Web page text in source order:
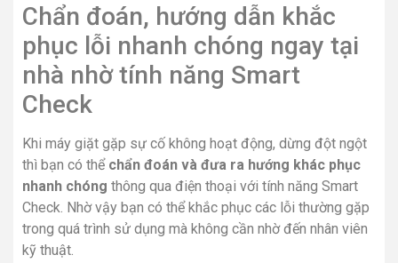
Chẩn đoán, hướng dẫn khắc
phục lỗi nhanh chóng ngay tại
nhà nhờ tính năng Smart
Check
Khi máy giặt gặp sự cố không hoạt động, dừng đột ngột
thì bạn có thể chẩn đoán và đưa ra hướng khác phục
nhanh chóng thông qua điện thoại với tính năng Smart
Check. Nhờ vậy bạn có thể khắc phục các lỗi thường gặp
trong quá trình sử dụng mà không cần nhờ đến nhân viên
kỹ thuật.